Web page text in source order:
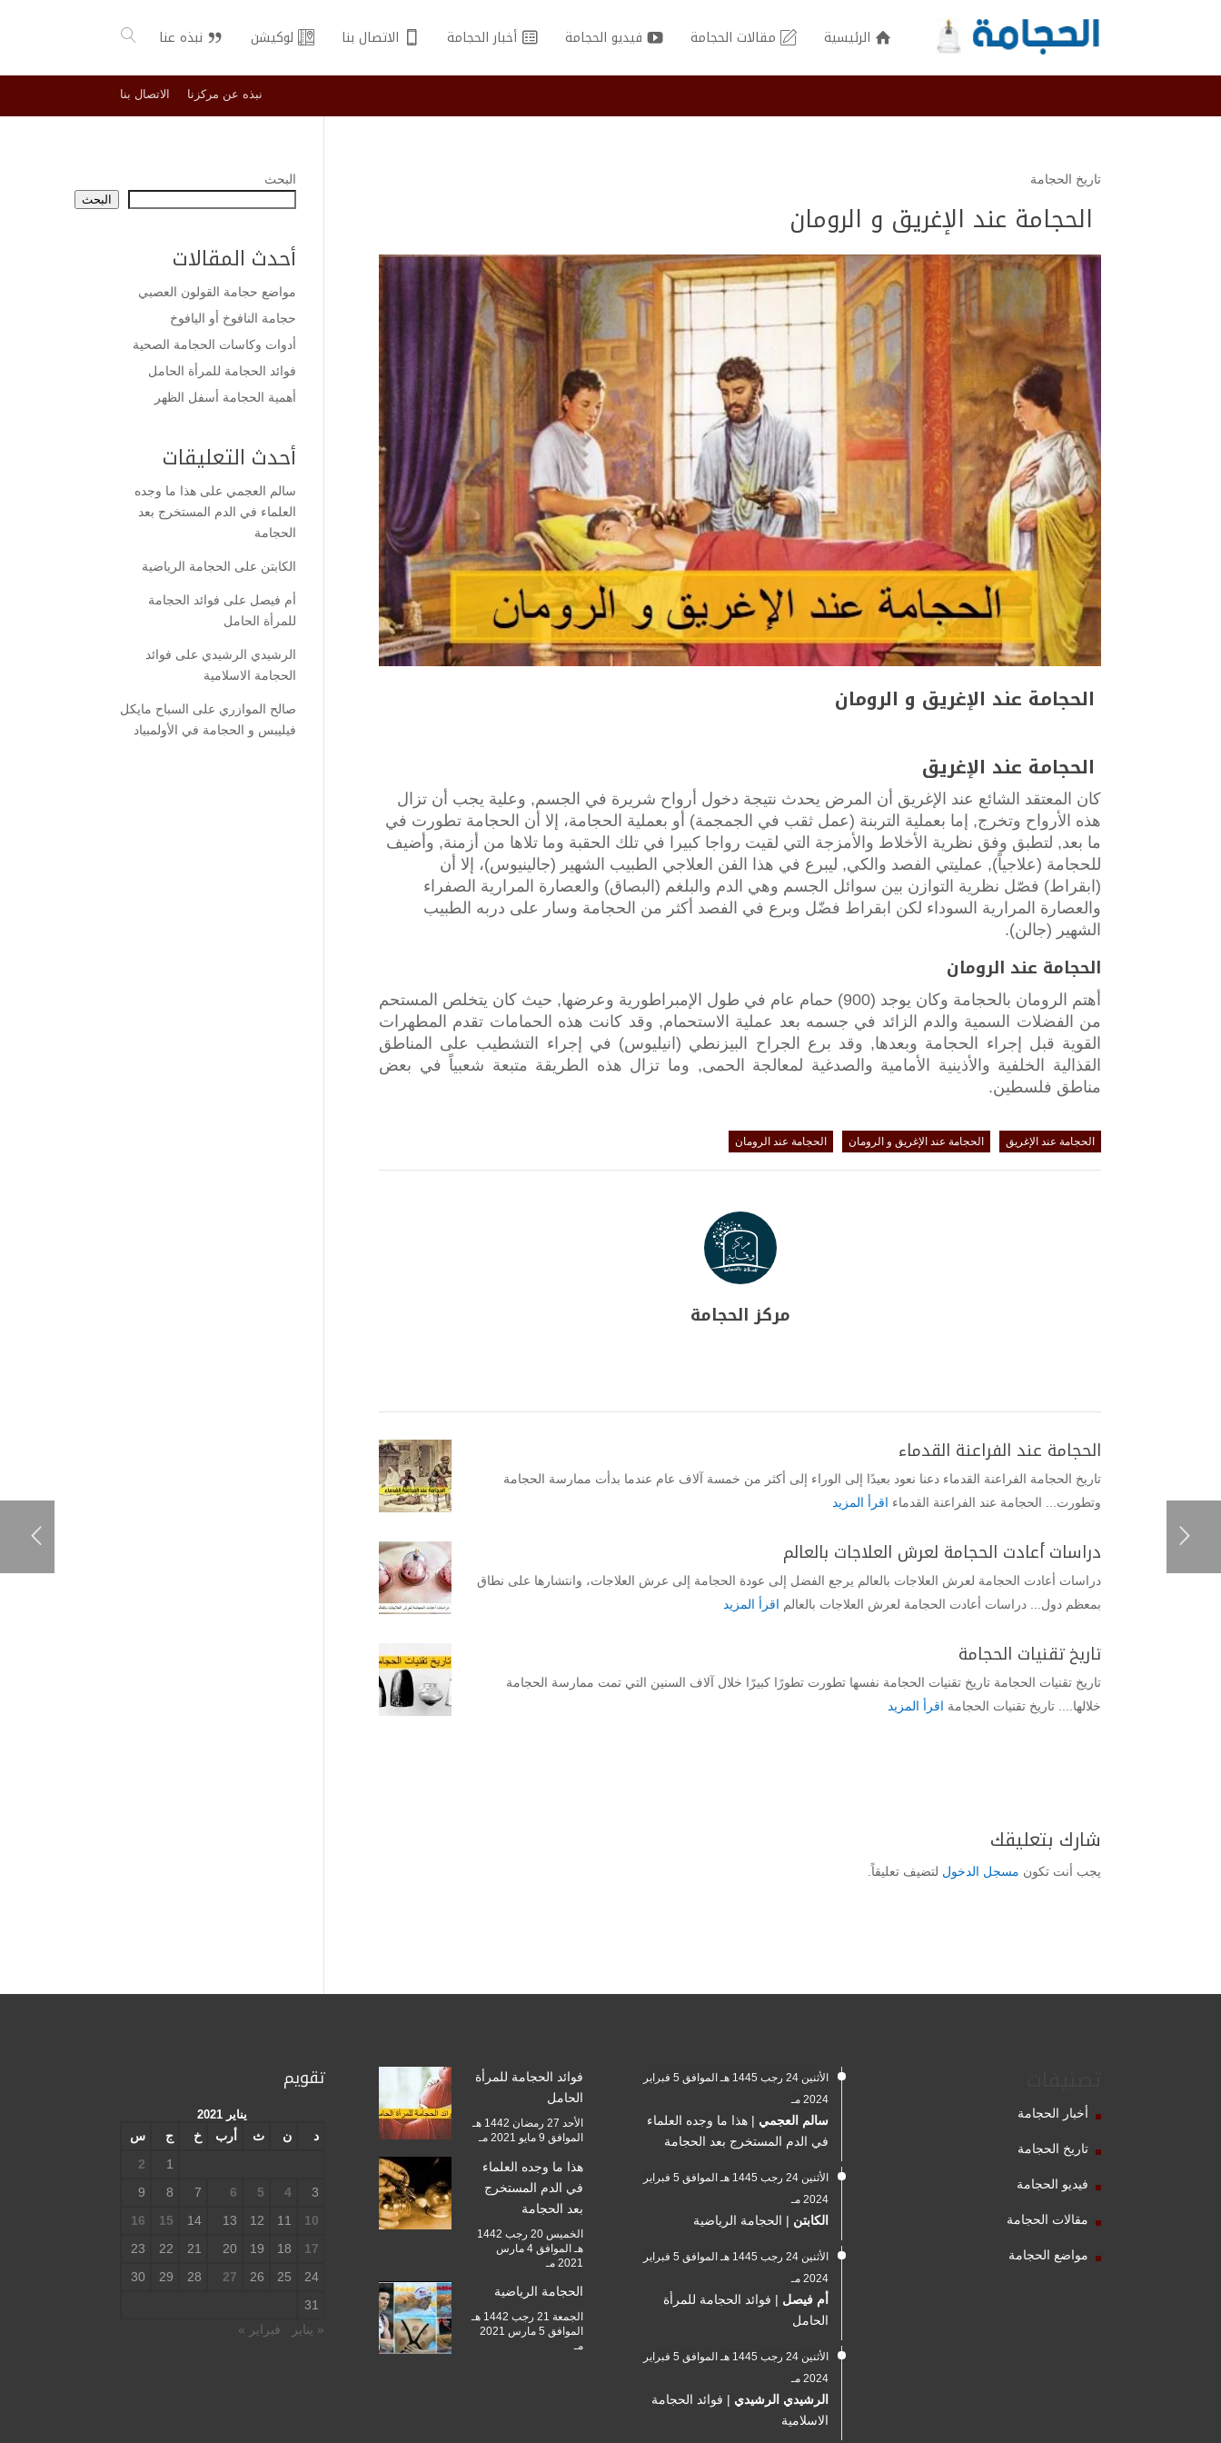
الرئيسية مقالات الحجامة فيديو الحجامة أخبار الحجامة الاتصال بنا لوكيشن نبذه عنا
نبذه عن مركزنا الاتصال بنا
تاريخ الحجامة
الحجامة عند الإغريق و الرومان
الحجامة عند الإغريق و الرومان
الحجامة عند الإغريق
كان المعتقد الشائع عند الإغريق أن المرض يحدث نتيجة دخول أرواح شريرة في الجسم, وعلية يجب أن تزال
هذه الأرواح وتخرج, إما بعملية التربنة (عمل ثقب في الجمجمة) أو بعملية الحجامة، إلا أن الحجامة تطورت في
ما بعد, لتطبق وفق نظرية الأخلاط والأمزجة التي لقيت رواجا كبيرا في تلك الحقبة وما تلاها من أزمنة, وأضيف
للحجامة (علاجياً), عمليتي الفصد والكي, ليبرع في هذا الفن العلاجي الطبيب الشهير (جالينيوس)، إلا أن
(ابقراط) فصّل نظرية التوازن بين سوائل الجسم وهي الدم والبلغم (البصاق) والعصارة المرارية الصفراء
والعصارة المرارية السوداء لكن ابقراط فضّل وبرع في الفصد أكثر من الحجامة وسار على دربه الطبيب
الشهير (جالن).
الحجامة عند الرومان
أهتم الرومان بالحجامة وكان يوجد (900) حمام عام في طول الإمبراطورية وعرضها, حيث كان يتخلص المستحم
من الفضلات السمية والدم الزائد في جسمه بعد عملية الاستحمام, وقد كانت هذه الحمامات تقدم المطهرات
القوية قبل إجراء الحجامة وبعدها, وقد برع الجراح البيزنطي (انيليوس) في إجراء التشطيب على المناطق
القذالية الخلفية والأذينية الأمامية والصدغية لمعالجة الحمى, وما تزال هذه الطريقة متبعة شعبياً في بعض
مناطق فلسطين.
الحجامة عند الإغريق الحجامة عند الإغريق و الرومان الحجامة عند الرومان
مركز الحجامة
الحجامة عند الفراعنة القدماء
تاريخ الحجامة الفراعنة القدماء دعنا نعود بعيدًا إلى الوراء إلى أكثر من خمسة آلاف عام عندما بدأت ممارسة الحجامة
وتطورت... الحجامة عند الفراعنة القدماء اقرأ المزيد
دراسات أعادت الحجامة لعرش العلاجات بالعالم
دراسات أعادت الحجامة لعرش العلاجات بالعالم يرجع الفضل إلى عودة الحجامة إلى عرش العلاجات، وانتشارها على نطاق
بمعظم دول... دراسات أعادت الحجامة لعرش العلاجات بالعالم اقرأ المزيد
تاريخ تقنيات الحجامة
تاريخ تقنيات الحجامة تاريخ تقنيات الحجامة نفسها تطورت تطورًا كبيرًا خلال آلاف السنين التي تمت ممارسة الحجامة
خلالها.... تاريخ تقنيات الحجامة اقرأ المزيد
شارك بتعليقك
يجب أنت تكون مسجل الدخول لتضيف تعليقاً.
البحث
البحث
أحدث المقالات
مواضع حجامة القولون العصبي
حجامة النافوخ أو اليافوخ
أدوات وكاسات الحجامة الصحية
فوائد الحجامة للمرأة الحامل
أهمية الحجامة أسفل الظهر
أحدث التعليقات
سالم العجمي على هذا ما وجده
العلماء في الدم المستخرج بعد
الحجامة
الكابتن على الحجامة الرياضية
أم فيصل على فوائد الحجامة
للمرأة الحامل
الرشيدي الرشيدي على فوائد
الحجامة الاسلامية
صالح الموازري على السباح مايكل
فيليبس و الحجامة في الأولمبياد
أخبار الحجامة
تاريخ الحجامة
فيديو الحجامة
مقالات الحجامة
مواضع الحجامة
الأثنين 24 رجب 1445 هـ الموافق 5 فبراير
2024 مـ
سالم العجمي | هذا ما وجده العلماء
في الدم المستخرج بعد الحجامة
الأثنين 24 رجب 1445 هـ الموافق 5 فبراير
2024 مـ
الكابتن | الحجامة الرياضية
الأثنين 24 رجب 1445 هـ الموافق 5 فبراير
2024 مـ
أم فيصل | فوائد الحجامة للمرأة
الحامل
الأثنين 24 رجب 1445 هـ الموافق 5 فبراير
2024 مـ
الرشيدي الرشيدي | فوائد الحجامة
الاسلامية
فوائد الحجامة للمرأة
الحامل
الأحد 27 رمضان 1442 هـ
الموافق 9 مايو 2021 مـ
هذا ما وجده العلماء
في الدم المستخرج
بعد الحجامة
الخميس 20 رجب 1442
هـ الموافق 4 مارس
2021 مـ
الحجامة الرياضية
الجمعة 21 رجب 1442 هـ
الموافق 5 مارس 2021
مـ
تقويم
يناير 2021
د ن ث أرب خ ج
س
1
2
3
4
5
6
7
8
9
10
11
12
13
14
15
16
17
18
19
20
21
22
23
24
25
26
27
28
29
30
31
« يناير
فبراير »